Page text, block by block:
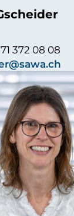
372 08 08